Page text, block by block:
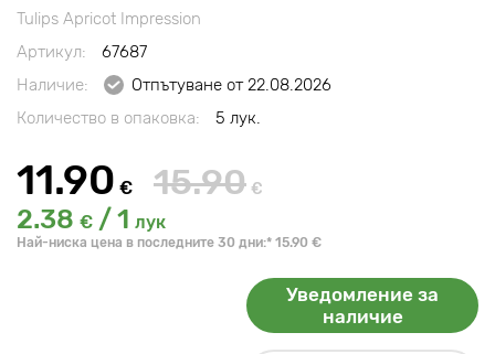
Tulips Apricot Impression
Артикул:
67687
Наличие:
Отпътуване от 22.08.2026
Количество в опаковка:
5 лук.
11.90 € 15.90 €
2.38 € / 1 лук
Най-ниска цена в последните 30 дни:* 15.90 €
Уведомление за
наличие